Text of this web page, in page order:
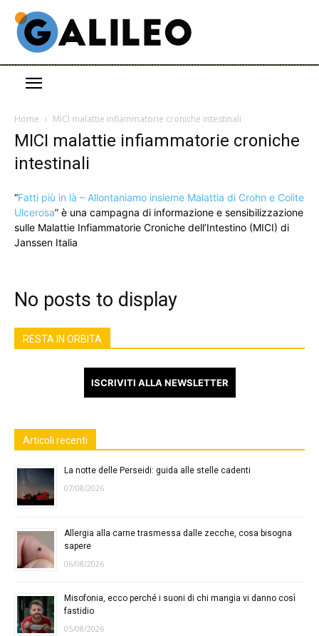
Home MICI malattie infiammatorie croniche intestinali
MICI malattie infiammatorie croniche
intestinali
“Fatti più in là – Allontaniamo insieme Malattia di Crohn e Colite
Ulcerosa” è una campagna di informazione e sensibilizzazione
sulle Malattie Infiammatorie Croniche dell’Intestino (MICI) di
Janssen Italia
No posts to display
RESTA IN ORBITA
ISCRIVITI ALLA NEWSLETTER
Articoli recenti
La notte delle Perseidi: guida alle stelle cadenti
07/08/2026
Allergia alla carne trasmessa dalle zecche, cosa bisogna
sapere
06/08/2026
Misofonia, ecco perché i suoni di chi mangia vi danno così
fastidio
05/08/2026